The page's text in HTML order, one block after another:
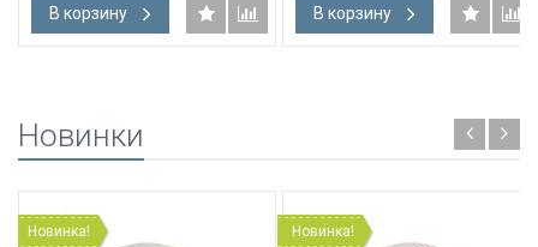
В корзину В корзину
Новинки
Новинка! Новинка!